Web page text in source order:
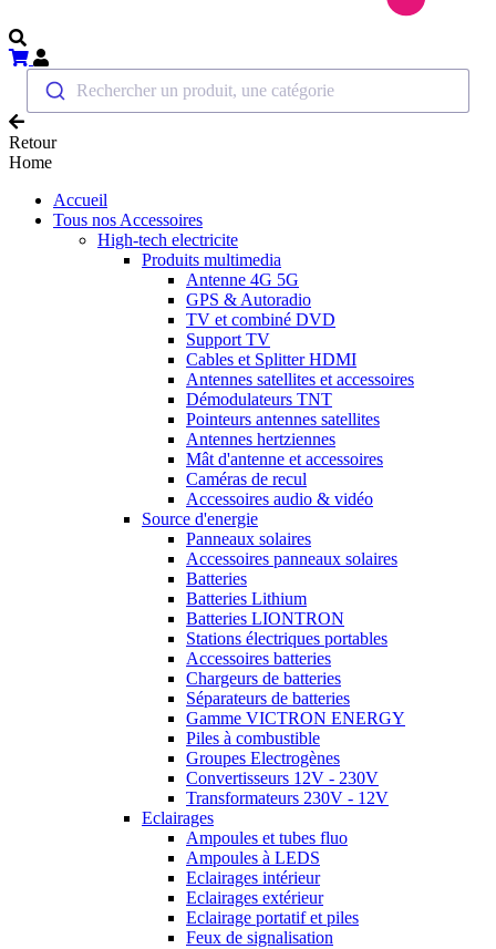
Rechercher un produit, une catégorie
Retour
Home
Accueil
Tous nos Accessoires
High-tech electricite
Produits multimedia
Antenne 4G 5G
GPS & Autoradio
TV et combiné DVD
Support TV
Cables et Splitter HDMI
Antennes satellites et accessoires
Démodulateurs TNT
Pointeurs antennes satellites
Antennes hertziennes
Mât d'antenne et accessoires
Caméras de recul
Accessoires audio & vidéo
Source d'energie
Panneaux solaires
Accessoires panneaux solaires
Batteries
Batteries Lithium
Batteries LIONTRON
Stations électriques portables
Accessoires batteries
Chargeurs de batteries
Séparateurs de batteries
Gamme VICTRON ENERGY
Piles à combustible
Groupes Electrogènes
Convertisseurs 12V - 230V
Transformateurs 230V - 12V
Eclairages
Ampoules et tubes fluo
Ampoules à LEDS
Eclairages intérieur
Eclairages extérieur
Eclairage portatif et piles
Feux de signalisation